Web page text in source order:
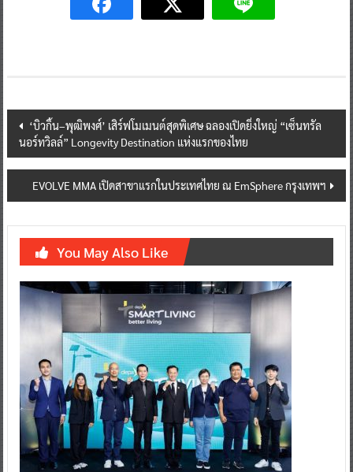
Post
navigation
‘บิวกิ้น–พุฒิพงศ์’ เสิร์ฟโมเมนต์สุดพิเศษ ฉลองเปิดยิ่งใหญ่ “เซ็นทรัล
นอร์ทวิลล์” Longevity Destination แห่งแรกของไทย
EVOLVE MMA เปิดสาขาแรกในประเทศไทย ณ EmSphere กรุงเทพฯ
You May Also Like